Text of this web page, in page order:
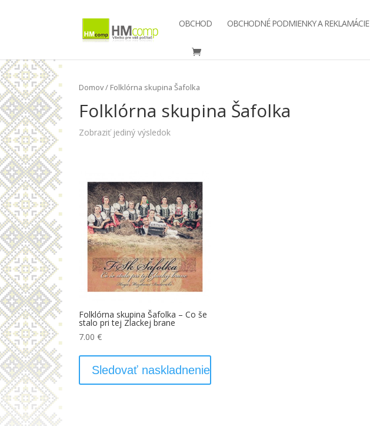
OBCHOD OBCHODNÉ PODMIENKY A REKLAMÁCIE
Domov/ Folklórna skupina Šafolka
Folklórna skupina Šafolka
Zobraziť jediný výsledok
Folklórna skupina Šafolka – Co še
stalo pri tej Zlackej brane
7.00€
Sledovať naskladnenie